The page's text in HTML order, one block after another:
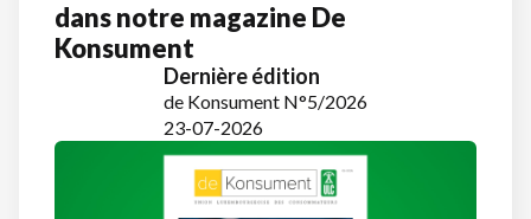
dans notre magazine De
Konsument
Dernière édition
de Konsument N°5/2026
23-07-2026